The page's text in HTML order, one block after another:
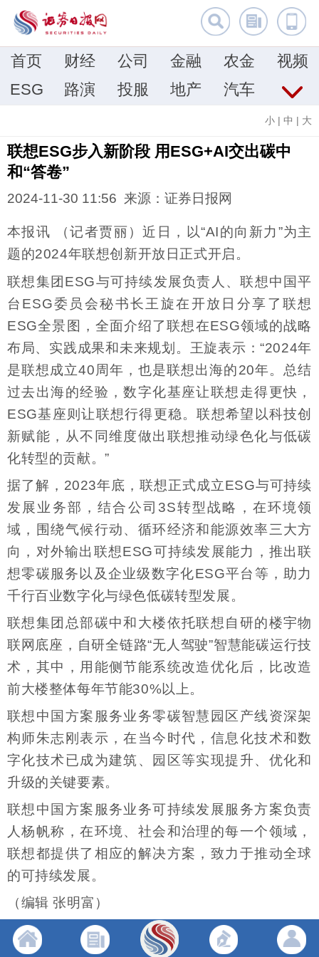
首页 财经 公司 金融 农金
视频
ESG
路演 投服 地产 汽车
小 | 中 | 大
联想ESG步入新阶段 用ESG+AI交出碳中
和“答卷”
2024-11-30 11:56 来源：证券日报网
本报讯 （记者贾丽）近日，以“AI的向新力”为主
题的2024年联想创新开放日正式开启。
联想集团ESG与可持续发展负责人、联想中国平
台ESG委员会秘书长王旋在开放日分享了联想
ESG全景图，全面介绍了联想在ESG领域的战略
布局、实践成果和未来规划。王旋表示：“2024年
是联想成立40周年，也是联想出海的20年。总结
过去出海的经验，数字化基座让联想走得更快，
ESG基座则让联想行得更稳。联想希望以科技创
新赋能，从不同维度做出联想推动绿色化与低碳
化转型的贡献。”
据了解，2023年底，联想正式成立ESG与可持续
发展业务部，结合公司3S转型战略，在环境领
域，围绕气候行动、循环经济和能源效率三大方
向，对外输出联想ESG可持续发展能力，推出联
想零碳服务以及企业级数字化ESG平台等，助力
千行百业数字化与绿色低碳转型发展。
联想集团总部碳中和大楼依托联想自研的楼宇物
联网底座，自研全链路“无人驾驶”智慧能碳运行技
术，其中，用能侧节能系统改造优化后，比改造
前大楼整体每年节能30%以上。
联想中国方案服务业务零碳智慧园区产线资深架
构师朱志刚表示，在当今时代，信息化技术和数
字化技术已成为建筑、园区等实现提升、优化和
升级的关键要素。
联想中国方案服务业务可持续发展服务方案负责
人杨帆称，在环境、社会和治理的每一个领域，
联想都提供了相应的解决方案，致力于推动全球
的可持续发展。
（编辑 张明富）